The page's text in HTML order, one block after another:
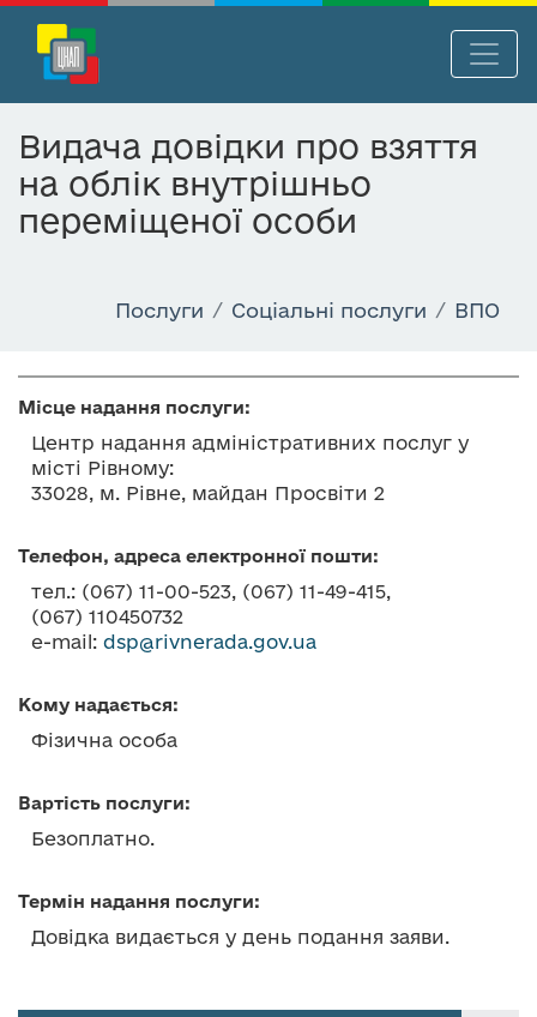
е
й
и
н
о
о
м
т
Послуги Соціальні послуги ВПО
Видача довідки про взяття
на облік внутрішньо
переміщеної особи
Місце надання послуги:
Центр надання адміністративних послуг у
місті Рівному:
33028, м. Рівне, майдан Просвіти 2
Телефон, адреса електронної пошти:
тел.: (067) 11-00-523, (067) 11-49-415,
(067) 110450732
e-mail: dsp@rivnerada.gov.ua
Кому надається:
Фізична особа
Вартість послуги:
Безоплатно.
Термін надання послуги:
Довідка видається у день подання заяви.